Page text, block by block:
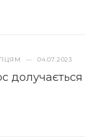
— 04.07.2023